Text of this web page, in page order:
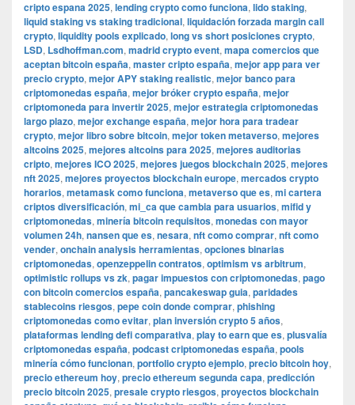
cripto espana 2025, lending crypto como funciona, lido staking,
liquid staking vs staking tradicional, liquidación forzada margin call
crypto, liquidity pools explicado, long vs short posiciones crypto,
LSD, Lsdhoffman.com, madrid crypto event, mapa comercios que
aceptan bitcoin españa, master cripto españa, mejor app para ver
precio crypto, mejor APY staking realistic, mejor banco para
criptomonedas españa, mejor bróker crypto españa, mejor
criptomoneda para invertir 2025, mejor estrategia criptomonedas
largo plazo, mejor exchange españa, mejor hora para tradear
crypto, mejor libro sobre bitcoin, mejor token metaverso, mejores
altcoins 2025, mejores altcoins para 2025, mejores auditorias
cripto, mejores ICO 2025, mejores juegos blockchain 2025, mejores
nft 2025, mejores proyectos blockchain europe, mercados crypto
horarios, metamask como funciona, metaverso que es, mi cartera
criptos diversificación, mi_ca que cambia para usuarios, mifid y
criptomonedas, minería bitcoin requisitos, monedas con mayor
volumen 24h, nansen que es, nesara, nft como comprar, nft como
vender, onchain analysis herramientas, opciones binarias
criptomonedas, openzeppelin contratos, optimism vs arbitrum,
optimistic rollups vs zk, pagar impuestos con criptomonedas, pago
con bitcoin comercios españa, pancakeswap guia, paridades
stablecoins riesgos, pepe coin donde comprar, phishing
criptomonedas como evitar, plan inversión crypto 5 años,
plataformas lending defi comparativa, play to earn que es, plusvalía
criptomonedas españa, podcast criptomonedas españa, pools
minería cómo funcionan, portfolio crypto ejemplo, precio bitcoin hoy,
precio ethereum hoy, precio ethereum segunda capa, predicción
precio bitcoin 2025, presale crypto riesgos, proyectos blockchain